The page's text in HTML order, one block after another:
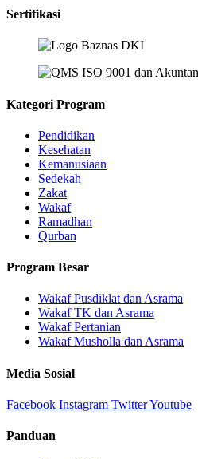
Sertifikasi
Kategori Program
Pendidikan
Kesehatan
Kemanusiaan
Sedekah
Zakat
Wakaf
Ramadhan
Qurban
Program Besar
Wakaf Pusdiklat dan Asrama
Wakaf TK dan Asrama
Wakaf Pertanian
Wakaf Musholla dan Asrama
Media Sosial
Facebook Instagram TwitterYoutube
Panduan